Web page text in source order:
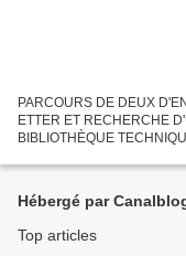
PARCOURS DE DEUX
ETTER ET RECHERCHE
BIBLIOTHÈQUE
livrets...
Hébergé par
Top articles